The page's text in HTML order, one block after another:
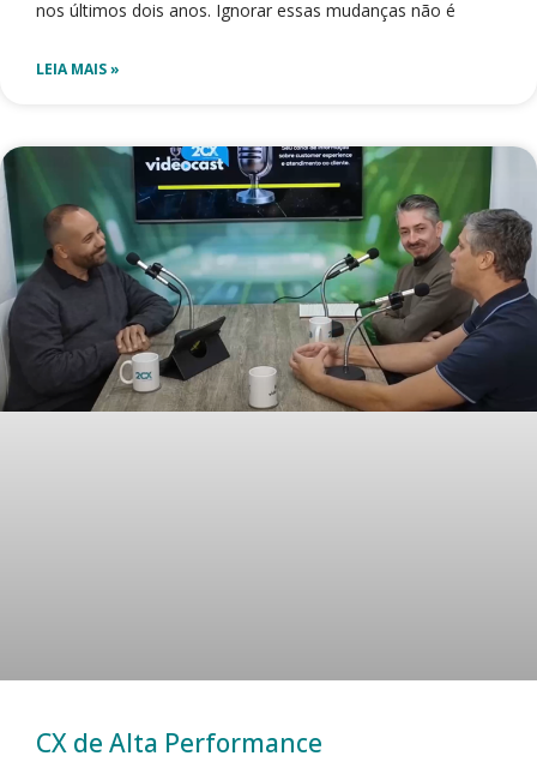
nos últimos dois anos. Ignorar essas mudanças não é
LEIA MAIS »
CX de Alta Performance